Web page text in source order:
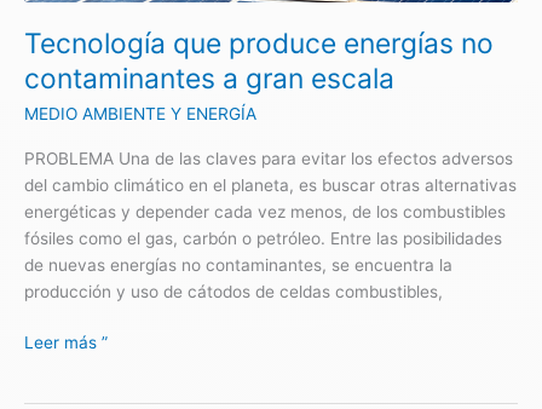
Tecnología que produce energías no
contaminantes a gran escala
MEDIO AMBIENTE Y ENERGÍA
PROBLEMA Una de las claves para evitar los efectos adversos
del cambio climático en el planeta, es buscar otras alternativas
energéticas y depender cada vez menos, de los combustibles
fósiles como el gas, carbón o petróleo. Entre las posibilidades
de nuevas energías no contaminantes, se encuentra la
producción y uso de cátodos de celdas combustibles,
Leer más ”